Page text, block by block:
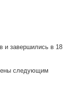
и завершились в 18
следующим